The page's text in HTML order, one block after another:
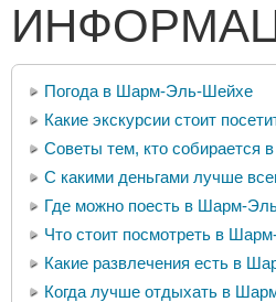
Погода в Шарм-Эль-Шейхе
Какие экскурсии стоит
Советы тем, кто
С какими деньгами лучше
Где можно поесть в Шарм-
Что стоит посмотреть в
Какие развлечения есть в
Когда лучше отдыхать в